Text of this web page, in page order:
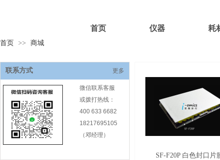
首页 仪器 耗
首页 >> 商城
联系方式 更多
微信联系客服
或拨打热线：
400 633 6682
18217695105
（邓经理）
SF-F20P 白色封口片